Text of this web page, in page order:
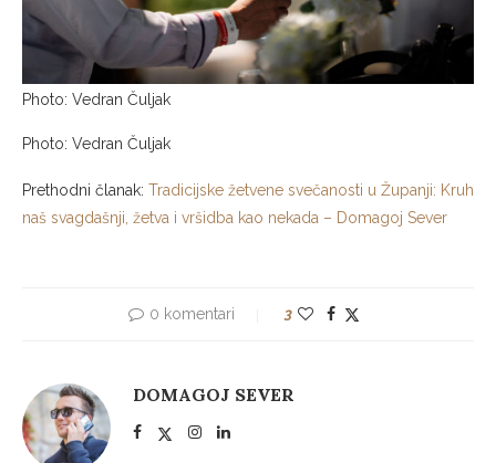
Photo: Vedran Čuljak
Photo: Vedran Čuljak
Prethodni članak: Tradicijske žetvene svečanosti u Županji: Kruh
naš svagdašnji, žetva i vršidba kao nekada – Domagoj Sever
0 komentari 3
DOMAGOJ SEVER